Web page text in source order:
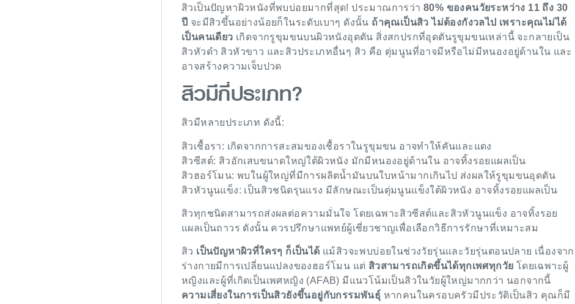
สิวเป็นปัญหาผิวหนังที่พบบ่อยมากที่สุด! ประมาณการว่า 80% ของคนวัยระหว่าง 11 ถึง 30
ปี จะมีสิวขึ้นอย่างน้อยก็ในระดับเบาๆ ดังนั้น ถ้าคุณเป็นสิว ไม่ต้องกังวลไป เพราะคุณไม่ได้
เป็นคนเดียว เกิดจากรูขุมขนบนผิวหนังอุดตัน สิ่งสกปรกที่อุดตันรูขุมขนเหล่านี้ จะกลายเป็น
สิวหัวดำ สิวหัวขาว และสิวประเภทอื่นๆ สิว คือ ตุ่มนูนที่อาจมีหรือไม่มีหนองอยู่ด้านใน และ
อาจสร้างความเจ็บปวด
สิวมีกี่ประเภท?
สิวมีหลายประเภท ดังนี้:
สิวเชื้อรา: เกิดจากการสะสมของเชื้อราในรูขุมขน อาจทำให้คันและแดง
สิวซีสต์: สิวอักเสบขนาดใหญ่ใต้ผิวหนัง มักมีหนองอยู่ด้านใน อาจทิ้งรอยแผลเป็น
สิวฮอร์โมน: พบในผู้ใหญ่ที่มีการผลิตน้ำมันบนใบหน้ามากเกินไป ส่งผลให้รูขุมขนอุดตัน
สิวหัวนูนแข็ง: เป็นสิวชนิดรุนแรง มีลักษณะเป็นตุ่มนูนแข็งใต้ผิวหนัง อาจทิ้งรอยแผลเป็น
สิวทุกชนิดสามารถส่งผลต่อความมั่นใจ โดยเฉพาะสิวซีสต์และสิวหัวนูนแข็ง อาจทิ้งรอย
แผลเป็นถาวร ดังนั้น ควรปรึกษาแพทย์ผู้เชี่ยวชาญเพื่อเลือกวิธีการรักษาที่เหมาะสม
สิว เป็นปัญหาผิวที่ใครๆ ก็เป็นได้ แม้สิวจะพบบ่อยในช่วงวัยรุ่นและวัยรุ่นตอนปลาย เนื่องจาก
ร่างกายมีการเปลี่ยนแปลงของฮอร์โมน แต่ สิวสามารถเกิดขึ้นได้ทุกเพศทุกวัย โดยเฉพาะผู้
หญิงและผู้ที่เกิดเป็นเพศหญิง (AFAB) มีแนวโน้มเป็นสิวในวัยผู้ใหญ่มากกว่า นอกจากนี้
ความเสี่ยงในการเป็นสิวยังขึ้นอยู่กับกรรมพันธุ์ หากคนในครอบครัวมีประวัติเป็นสิว คุณก็มี